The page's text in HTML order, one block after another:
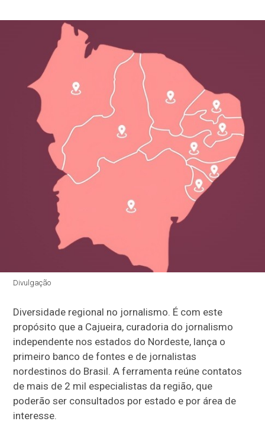
Divulgação
Diversidade regional no jornalismo. É com este
propósito que a Cajueira, curadoria do jornalismo
independente nos estados do Nordeste, lança o
primeiro banco de fontes e de jornalistas
nordestinos do Brasil. A ferramenta reúne contatos
de mais de 2 mil especialistas da região, que
poderão ser consultados por estado e por área de
interesse.